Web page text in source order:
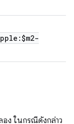
อง ในกรณีดังกล่าว